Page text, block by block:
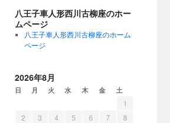
八王子車人形西川古柳座のホー
ムページ
八王子車人形西川古柳座のホーム
ページ
2026年8月
日 月 火 水 木 金 土
1
2
3 4 5 6 7
8